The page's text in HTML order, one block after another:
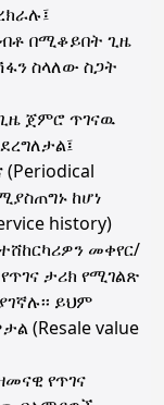
በሚቆይበት ጊዜ
ስላለው ስጋት
ጀምሮ ጥገናዉ
ከሆነ
history)
መቀየር/
ታሪክ የሚገልጽ
ይህም
(Resale value
የጥገና